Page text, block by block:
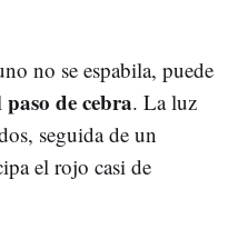
no se espabila, puede
paso de cebra. La luz
seguida de un
el rojo casi de